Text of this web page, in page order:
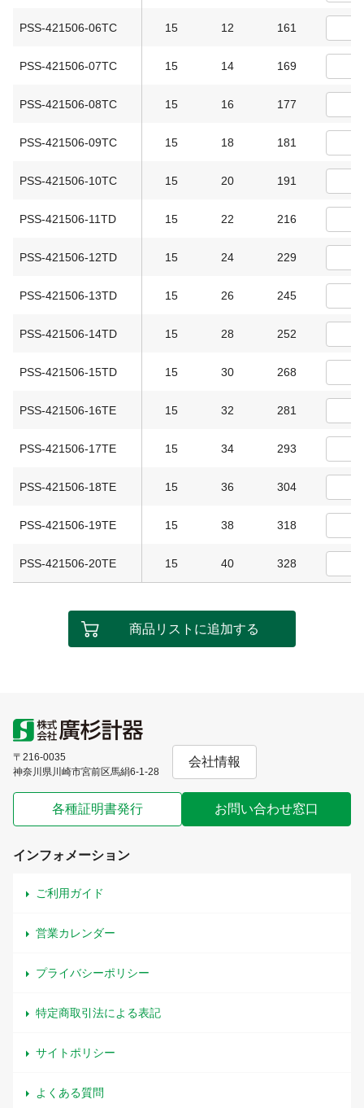
PSS-421506-06TC 15 12 161
PSS-421506-07TC 15 14 169
PSS-421506-08TC 15 16 177
PSS-421506-09TC 15 18 181
PSS-421506-10TC 15 20 191
PSS-421506-11TD 15 22 216
PSS-421506-12TD 15 24 229
PSS-421506-13TD 15 26 245
PSS-421506-14TD 15 28 252
PSS-421506-15TD 15 30 268
PSS-421506-16TE 15 32 281
PSS-421506-17TE 15 34 293
PSS-421506-18TE 15 36 304
PSS-421506-19TE 15 38 318
PSS-421506-20TE 15 40 328
商品リストに追加する
〒216-0035
神奈川県川崎市宮前区馬絹6-1-28
会社情報
各種証明書発行 お問い合わせ窓口
インフォメーション
ご利用ガイド
営業カレンダー
プライバシーポリシー
特定商取引法による表記
サイトポリシー
よくある質問